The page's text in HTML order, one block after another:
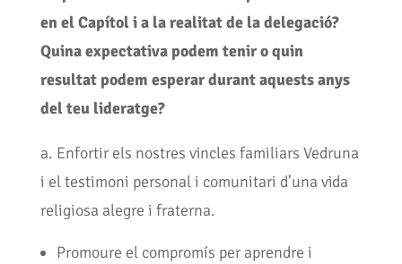
en el Capítol i a la realitat de la delegació?
Quina expectativa podem tenir o quin
resultat podem esperar durant aquests anys
del teu lideratge?
a. Enfortir els nostres vincles familiars Vedruna
i el testimoni personal i comunitari d’una vida
religiosa alegre i fraterna.
Promoure el compromís per aprendre i